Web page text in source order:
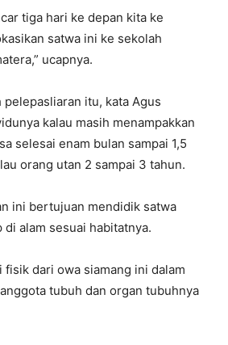
tiga hari ke depan kita ke
satwa ini ke sekolah
ucapnya.
itu, kata Agus
kalau masih menampakkan
selesai enam bulan sampai 1,5
orang utan 2 sampai 3 tahun.
ini bertujuan mendidik satwa
alam sesuai habitatnya.
fisik dari owa siamang ini dalam
tubuh dan organ tubuhnya